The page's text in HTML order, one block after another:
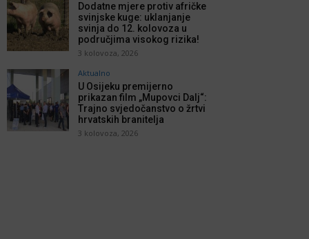
Dodatne mjere protiv afričke
svinjske kuge: uklanjanje
svinja do 12. kolovoza u
područjima visokog rizika!
3 kolovoza, 2026
Aktualno
U Osijeku premijerno
prikazan film „Mupovci Dalj“:
Trajno svjedočanstvo o žrtvi
hrvatskih branitelja
3 kolovoza, 2026